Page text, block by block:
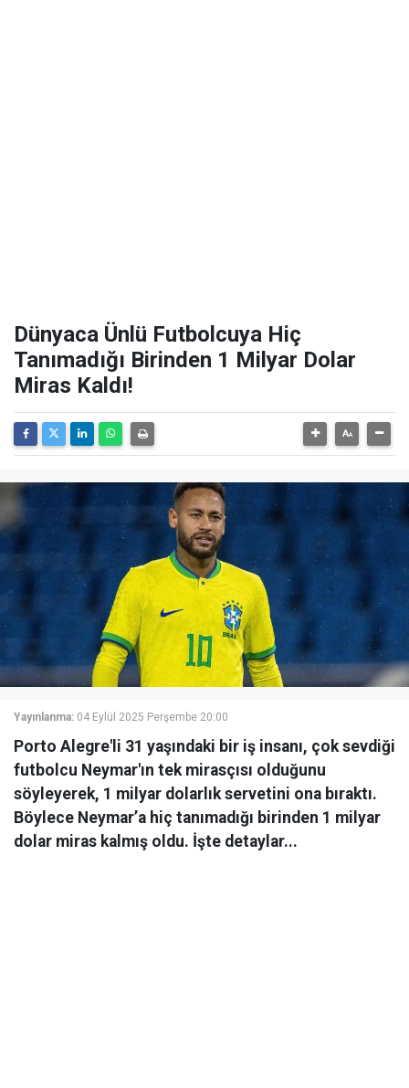
Dünyaca Ünlü Futbolcuya Hiç
Tanımadığı Birinden 1 Milyar Dolar
Miras Kaldı!
Yayınlanma: 04 Eylül 2025 Perşembe 20:00
Porto Alegre'li 31 yaşındaki bir iş insanı, çok sevdiği
futbolcu Neymar'ın tek mirasçısı olduğunu
söyleyerek, 1 milyar dolarlık servetini ona bıraktı.
Böylece Neymar’a hiç tanımadığı birinden 1 milyar
dolar miras kalmış oldu. İşte detaylar...